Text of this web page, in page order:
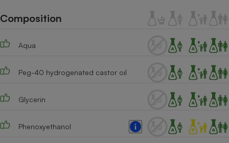
Composition
Aqua
Peg-40 hydrogenated castor oil
Glycerin
Phenoxyethanol
Climatiseur -
Ventilateur
Antivirus
Climatiseur -